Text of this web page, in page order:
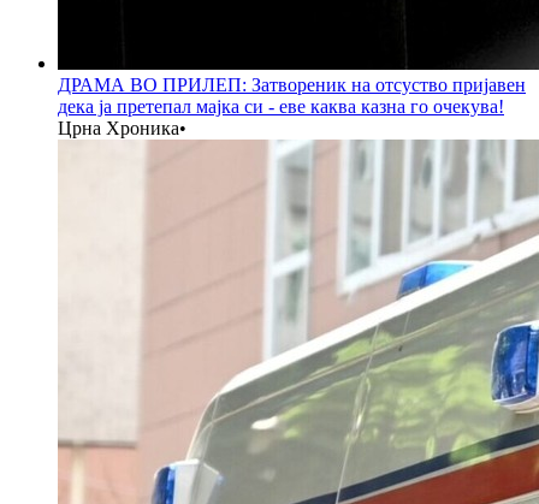
ДРАМА ВО ПРИЛЕП: Затвореник на отсуство пријавен
дека ја претепал мајка си - еве каква казна го очекува!
Црна Хроника•